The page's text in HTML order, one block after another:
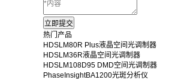
热门产品
HDSLM80R Plus液晶空间光调制器
HDSLM36R液晶空间光调制器
HDSLM108D95 DMD空间光调制器
PhaseInsightBA1200光斑分析仪